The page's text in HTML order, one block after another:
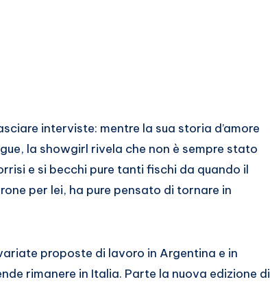
interviste: mentre la sua storia d’amore
la showgirl rivela che non è sempre stato
e si becchi pure tanti fischi da quando il
per lei, ha pure pensato di tornare in
proposte di lavoro in Argentina e in
rimanere in Italia. Parte la nuova edizione di